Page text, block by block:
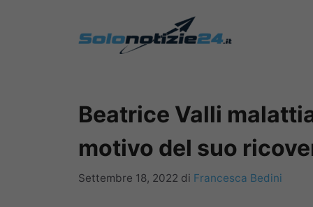
Beatrice Valli
motivo del suo
Settembre 18, 2022 di Francesca Bedini